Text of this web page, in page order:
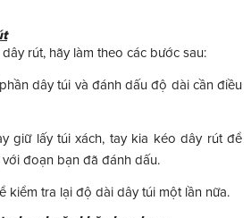
rút, hãy làm theo các bước sau:
dây túi và đánh dấu độ dài cần điều
giữ lấy túi xách, tay kia kéo dây rút để
đoạn bạn đã đánh dấu.
kiểm tra lại độ dài dây túi một lần nữa.